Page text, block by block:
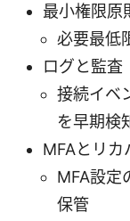
最小権限原
必要最低
ログと監査
接続イベ
を早期検
MFAとリカ
MFA設定
保管